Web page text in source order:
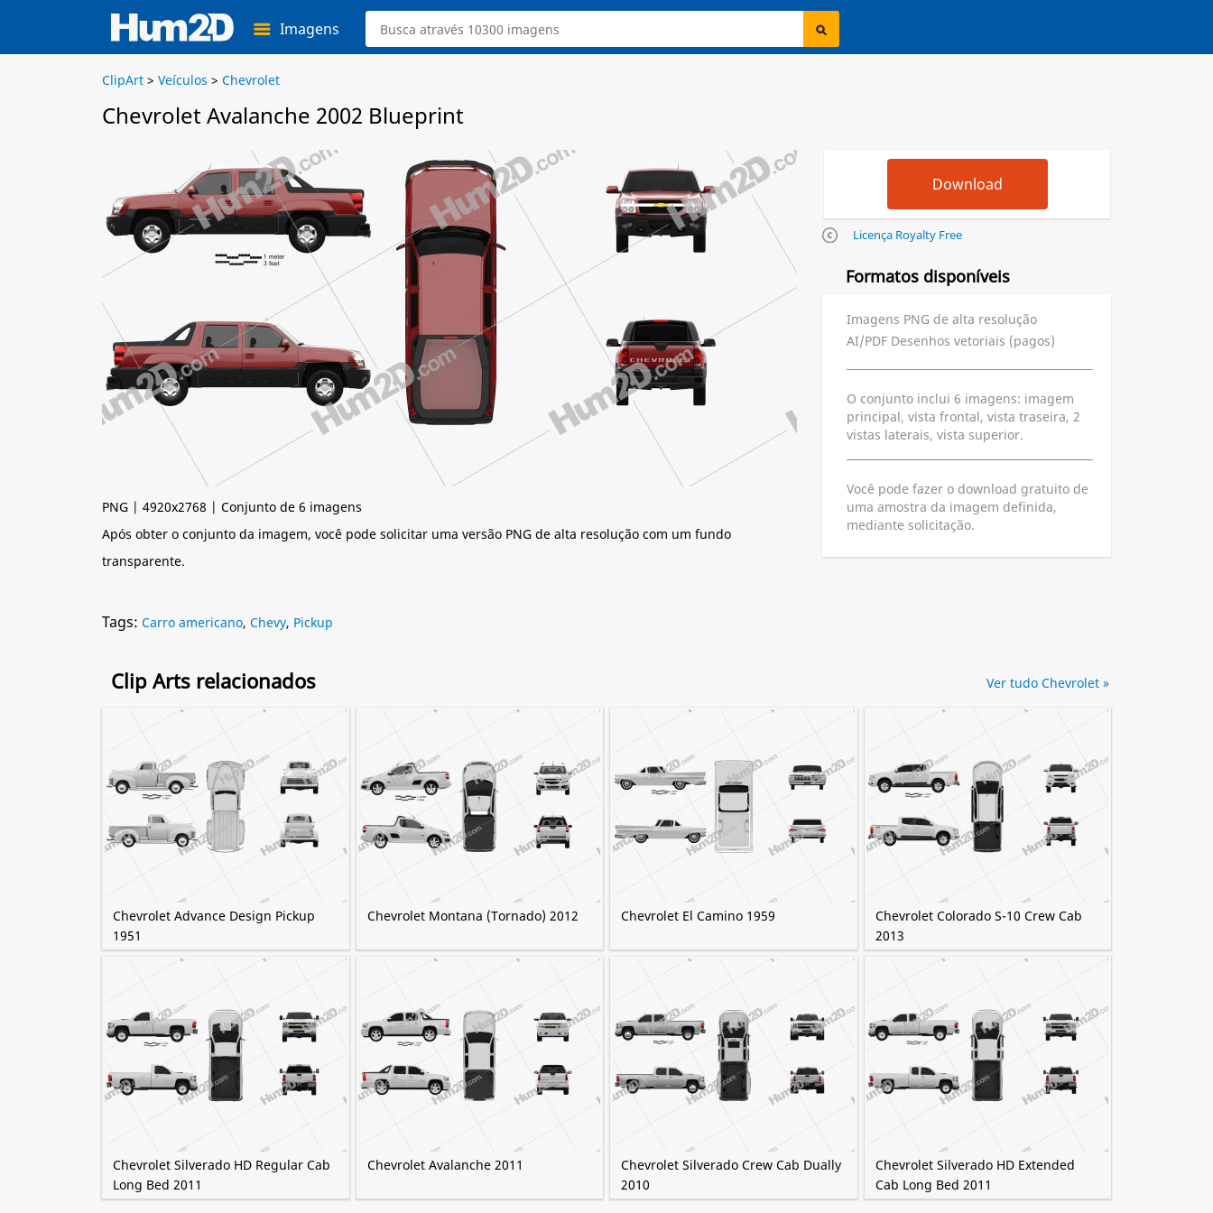
Imagens
ClipArt > Veículos > Chevrolet
Chevrolet Avalanche 2002 Blueprint
PNG | 4920x2768 | Conjunto de 6 imagens
Após obter o conjunto da imagem, você pode solicitar uma versão PNG de alta resolução com um fundo
transparente.
Licença Royalty Free
Formatos disponíveis
Imagens PNG de alta resolução
AI/PDF Desenhos vetoriais (pagos)
O conjunto inclui 6 imagens: imagem
principal, vista frontal, vista traseira, 2
vistas laterais, vista superior.
Você pode fazer o download gratuito de
uma amostra da imagem definida,
mediante solicitação.
Tags: Carro americano, Chevy, Pickup
Clip Arts relacionados
Chevrolet Advance Design Pickup
1951
Chevrolet Montana (Tornado) 2012 Chevrolet El Camino 1959
Chevrolet Colorado S-10 Crew Cab
2013
Chevrolet Silverado HD Regular Cab
Long Bed 2011
Chevrolet Avalanche 2011
Chevrolet Silverado Crew Cab Dually
2010
Chevrolet Silverado HD Extended
Cab Long Bed 2011
Ver tudo Chevrolet »